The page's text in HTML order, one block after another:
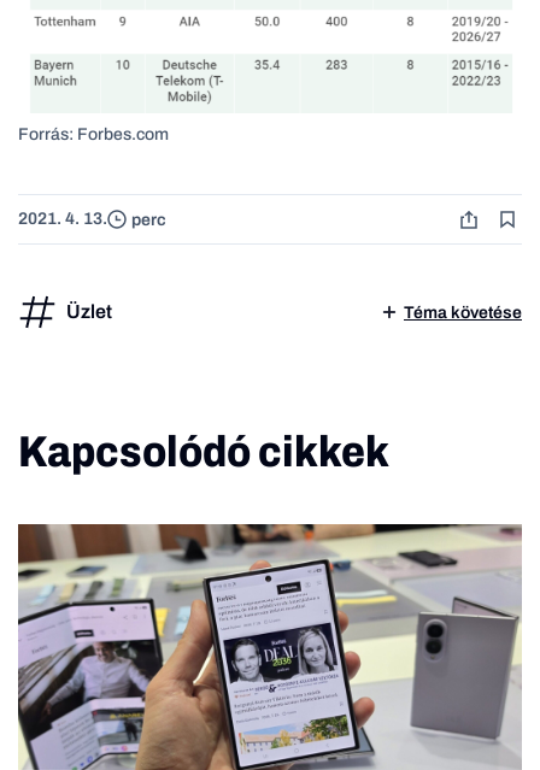
Forrás: Forbes.com
2021. 4. 13. perc
Üzlet Téma követése
Kapcsolódó cikkek